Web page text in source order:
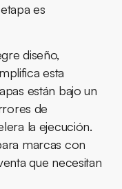
es
diseño,
esta
están bajo un
de
la ejecución.
marcas con
que necesitan